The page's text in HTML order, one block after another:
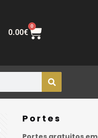
0.00€
0
Portes